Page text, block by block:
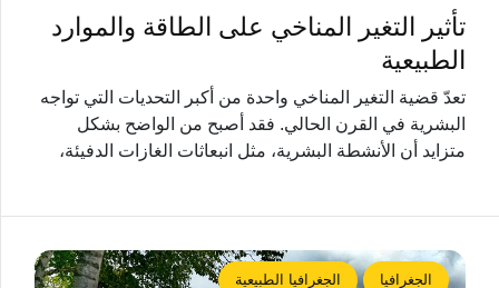
تأثير التغير المناخي على الطاقة والموارد
الطبيعية
تعدّ قضية التغير المناخي واحدة من أكبر التحديات التي تواجه
البشرية في القرن الحالي. فقد أصبح من الواضح بشكل
متزايد أن الأنشطة البشرية، مثل انبعاثات الغازات الدفيئة،
الجغرافيا الجغرافيا الطبيعية